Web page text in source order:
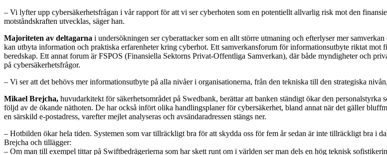
– Vi lyfter upp cybersäkerhetsfrågan i vår rapport för att vi ser cyberhoten som en potentiellt allvarlig risk mot den
motståndskraften utvecklas, säger han.
Majoriteten av deltagarna i undersökningen ser cyberattacker som en allt större utmaning och efterlyser mer
kan utbyta information och praktiska erfarenheter kring cyberhot. Ett samverkansforum för informationsutbyte riktat
beredskap. Ett annat forum är FSPOS (Finansiella Sektorns Privat‐Offentliga Samverkan), där både myndigheter och
på cybersäkerhetsfrågor.
– Vi ser att det behövs mer informationsutbyte på alla nivåer i organisationerna, från den tekniska till den strategiska
Mikael Brejcha, huvudarkitekt för säkerhetsområdet på Swedbank, berättar att banken ständigt ökar den
följd av de ökande näthoten. De har också infört olika handlingsplaner för cybersäkerhet, bland annat när det gäller
en särskild e-postadress, varefter mejlet analyseras och avsändaradressen stängs ner.
– Hotbilden ökar hela tiden. Systemen som var tillräckligt bra för att skydda oss för fem år sedan är inte tillräckligt bra i
Brejcha och tillägger:
– Om man till exempel tittar på Swiftbedrägerierna som har skett runt om i världen ser man dels en hög teknisk